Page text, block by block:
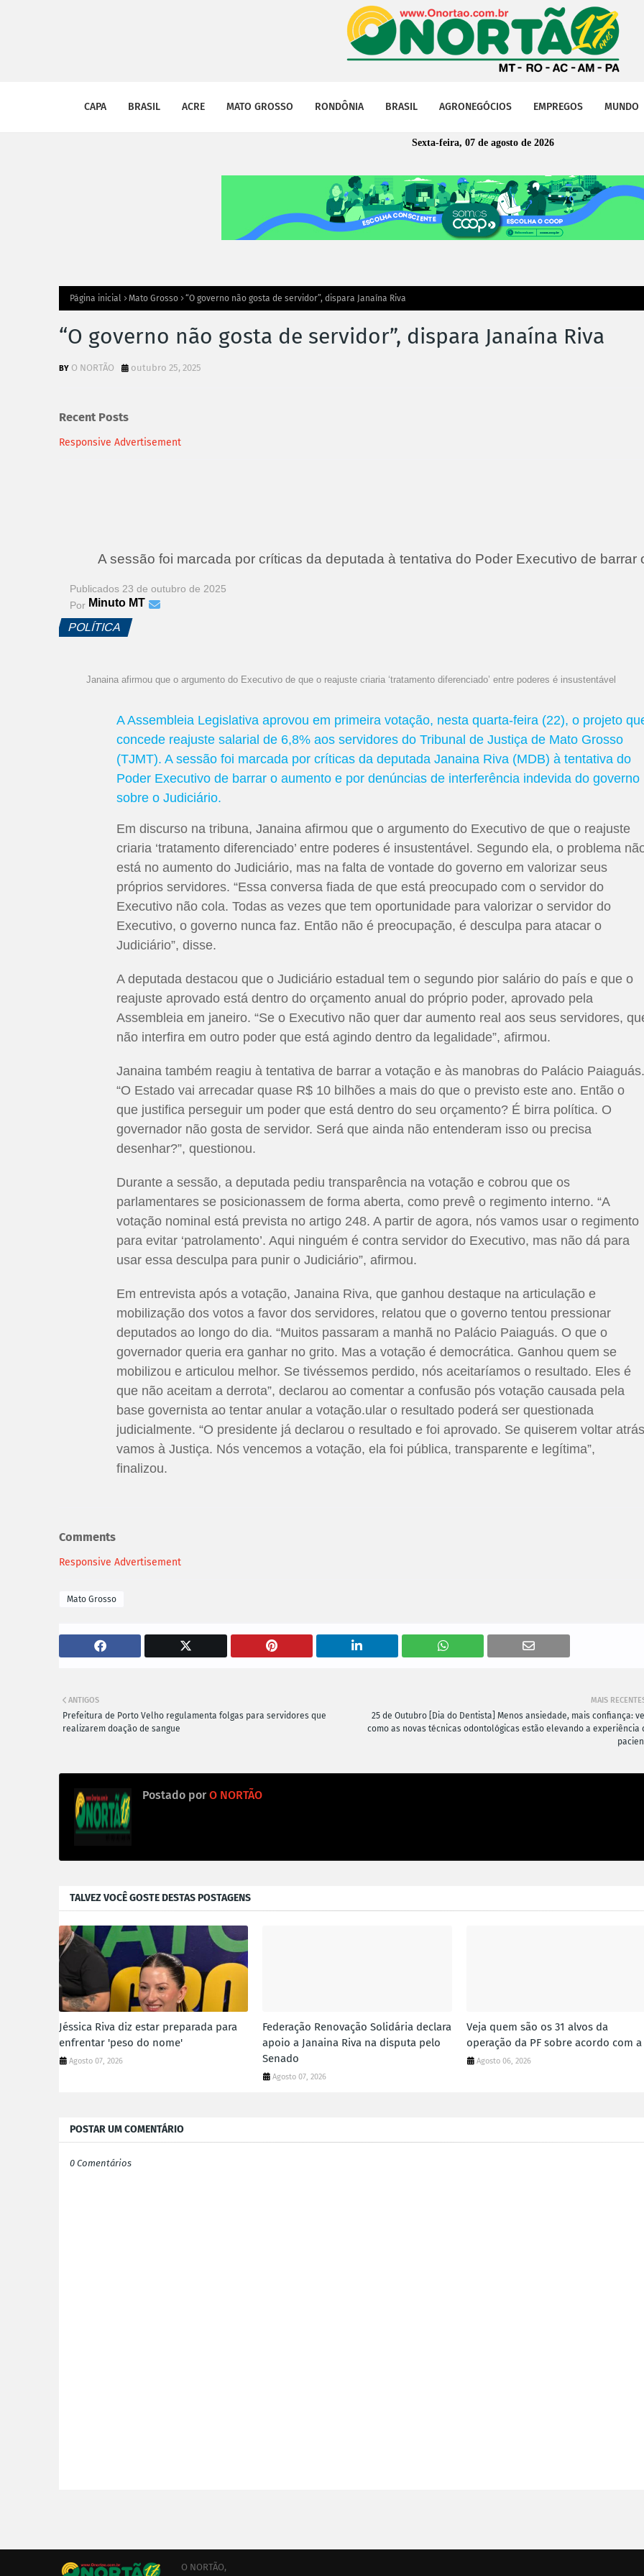
CAPA BRASIL ACRE MATO GROSSO RONDÔNIA BRASIL AGRONEGÓCIOS EMPREGOS MUNDO
Sexta-feira, 07 de agosto de 2026
Página inicial Mato Grosso “O governo não gosta de servidor”, dispara Janaína Riva
“O governo não gosta de servidor”, dispara Janaína Riva
O NORTÃO outubro 25, 2025
Recent Posts
Responsive Advertisement
A sessão foi marcada por críticas da deputada à tentativa do Poder Executivo de
Publicados 23 de outubro de 2025
Por Minuto MT
POLÍTICA
Janaina afirmou que o argumento do Executivo de que o reajuste criaria ‘tratamento diferenciado’ entre poderes é insustentável
h
at
s
A
p
A Assembleia Legislativa aprovou em primeira votação, nesta quarta-feira (22), o projeto
concede reajuste salarial de 6,8% aos servidores do Tribunal de Justiça de Mato Grosso
(TJMT). A sessão foi marcada por críticas da deputada Janaina Riva (MDB) à tentativa do
Poder Executivo de barrar o aumento e por denúncias de interferência indevida do governo
sobre o Judiciário.
Em discurso na tribuna, Janaina afirmou que o argumento do Executivo de que o reajuste
criaria ‘tratamento diferenciado’ entre poderes é insustentável. Segundo ela, o problema
está no aumento do Judiciário, mas na falta de vontade do governo em valorizar seus
próprios servidores. “Essa conversa fiada de que está preocupado com o servidor do
Executivo não cola. Todas as vezes que tem oportunidade para valorizar o servidor do
Executivo, o governo nunca faz. Então não é preocupação, é desculpa para atacar o
Judiciário”, disse.
A deputada destacou que o Judiciário estadual tem o segundo pior salário do país e que o
reajuste aprovado está dentro do orçamento anual do próprio poder, aprovado pela
Assembleia em janeiro. “Se o Executivo não quer dar aumento real aos seus servidores,
não interfira em outro poder que está agindo dentro da legalidade”, afirmou.
Janaina também reagiu à tentativa de barrar a votação e às manobras do Palácio Paiaguás.
“O Estado vai arrecadar quase R$ 10 bilhões a mais do que o previsto este ano. Então o
que justifica perseguir um poder que está dentro do seu orçamento? É birra política. O
governador não gosta de servidor. Será que ainda não entenderam isso ou precisa
desenhar?”, questionou.
Durante a sessão, a deputada pediu transparência na votação e cobrou que os
parlamentares se posicionassem de forma aberta, como prevê o regimento interno. “A
votação nominal está prevista no artigo 248. A partir de agora, nós vamos usar o regimento
para evitar ‘patrolamento’. Aqui ninguém é contra servidor do Executivo, mas não dá para
usar essa desculpa para punir o Judiciário”, afirmou.
Em entrevista após a votação, Janaina Riva, que ganhou destaque na articulação e
mobilização dos votos a favor dos servidores, relatou que o governo tentou pressionar
deputados ao longo do dia. “Muitos passaram a manhã no Palácio Paiaguás. O que o
governador queria era ganhar no grito. Mas a votação é democrática. Ganhou quem se
mobilizou e articulou melhor. Se tivéssemos perdido, nós aceitaríamos o resultado. Eles é
que não aceitam a derrota”, declarou ao comentar a confusão pós votação causada pela
base governista ao tentar anular a votação.ular o resultado poderá ser questionada
judicialmente. “O presidente já declarou o resultado e foi aprovado. Se quiserem voltar
vamos à Justiça. Nós vencemos a votação, ela foi pública, transparente e legítima”,
finalizou.
Comments
Responsive Advertisement
Mato Grosso
MAIS
25 de Outubro [Dia do Dentista] Menos ansiedade, mais confiança:
como as novas técnicas odontológicas estão elevando a experiência
ANTIGOS
Prefeitura de Porto Velho regulamenta folgas para servidores que
realizarem doação de sangue
Postado por O NORTÃO
TALVEZ VOCÊ GOSTE DESTAS POSTAGENS
Jéssica Riva diz estar preparada para
enfrentar 'peso do nome'
Agosto 07, 2026
Federação Renovação Solidária declara
apoio a Janaina Riva na disputa pelo
Senado
Agosto 07, 2026
Veja quem são os 31 alvos da
operação da PF sobre acordo com a
Agosto 06, 2026
POSTAR UM COMENTÁRIO
0 Comentários
O NORTÃO,